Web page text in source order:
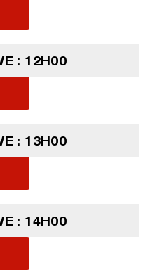
: 12H00
: 13H00
: 14H00